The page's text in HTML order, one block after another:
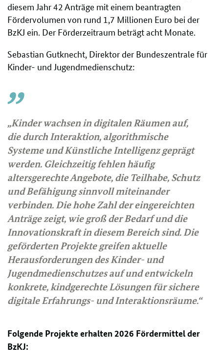
diesem Jahr 42 Anträge mit einem beantragten
Fördervolumen von rund 1,7 Millionen Euro bei der
BzKJ ein. Der Förderzeitraum beträgt acht Monate.
Sebastian Gutknecht, Direktor der Bundeszentrale für
Kinder- und Jugendmedienschutz:
„Kinder wachsen in digitalen Räumen auf,
die durch Interaktion, algorithmische
Systeme und Künstliche Intelligenz geprägt
werden. Gleichzeitig fehlen häufig
altersgerechte Angebote, die Teilhabe, Schutz
und Befähigung sinnvoll miteinander
verbinden. Die hohe Zahl der eingereichten
Anträge zeigt, wie groß der Bedarf und die
Innovationskraft in diesem Bereich sind. Die
geförderten Projekte greifen aktuelle
Herausforderungen des Kinder- und
Jugendmedienschutzes auf und entwickeln
konkrete, kindgerechte Lösungen für sichere
digitale Erfahrungs- und Interaktionsräume.“
Folgende Projekte erhalten 2026 Fördermittel der
BzKJ: